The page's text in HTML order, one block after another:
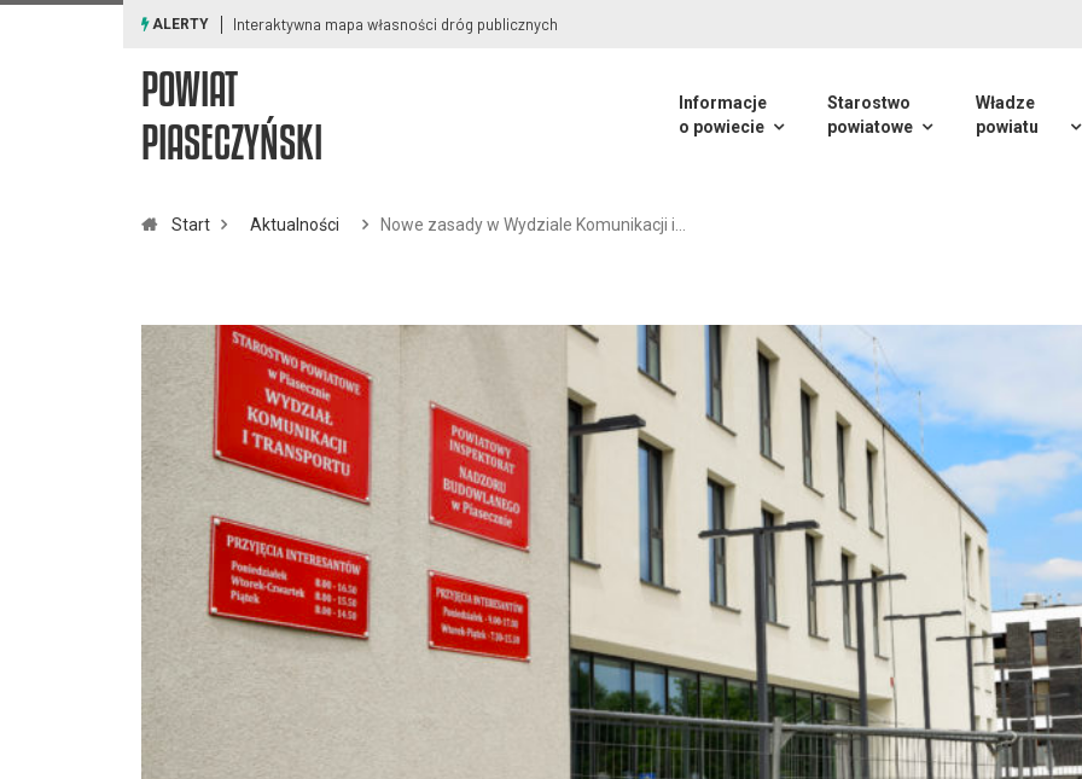
ALERTY Ostrzeżenia meteorologiczne i smogowe
POWIAT
PIASECZYŃSKI
Informacje
o powiecie
Starostwo
powiatowe
Władze
powiatu
Start Aktualności Nowe zasady w Wydziale Komunikacji i…